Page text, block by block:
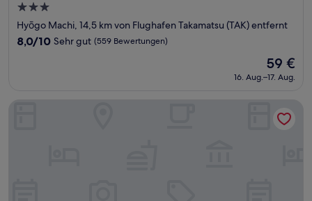
3.0-
Sterne-
Unterkunft
Hyōgo Machi, 14,5 km von Flughafen Takamatsu (TAK) entfernt
8.0
(559
8,0/10 Sehr gut (559 Bewertungen)
Der
Preis
beträgt
59 €
16. Aug.–17. Aug.